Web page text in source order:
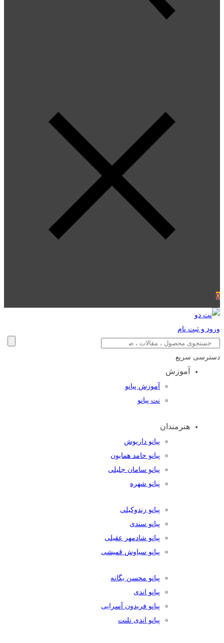
0
ورود و ثبت نام
دسترسی سریع
آموزش
آموزش پیانو
نت پیانو
هنرمندان
پیانو داریوش
پیانو حامد همایون
پیانو سامان جلیلی
پیانو شهره
پیانو زندوکیلی
پیانو سندی
پیانو شادمهر عقیلی
پیانو سیاوش قمیشی
پیانو محسن یگانه
پیانو اندی
پیانو فریدون آسرایی
پیانو اندی تلنت